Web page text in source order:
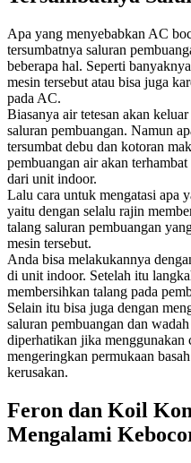
Apa yang menyebabkan AC
tersumbatnya saluran
beberapa hal. Seperti
mesin tersebut atau bisa juga
pada AC.
Biasanya air tetesan akan
saluran pembuangan. Namun
tersumbat debu dan kotoran
pembuangan air akan
dari unit indoor.
Lalu cara untuk mengatasi apa
yaitu dengan selalu rajin
talang saluran pembuangan
mesin tersebut.
Anda bisa melakukannya
di unit indoor. Setelah itu
membersihkan talang pada
Selain itu bisa juga dengan
saluran pembuangan dan
diperhatikan jika menggunakan
mengeringkan permukaan
kerusakan.
Feron dan Koil
Mengalami